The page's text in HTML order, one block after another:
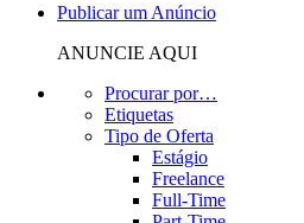
Publicar um Anúncio
ANUNCIE AQUI
Procurar por…
Etiquetas
Tipo de Oferta
Estágio
Freelance
Full-Time